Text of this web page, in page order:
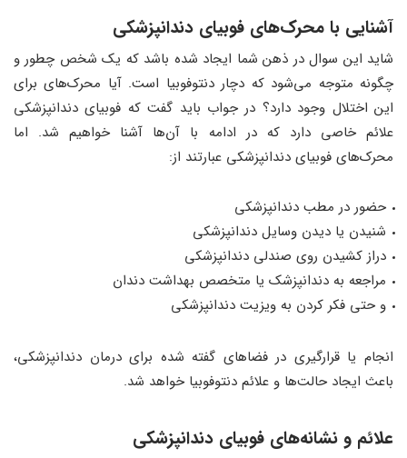
آشنایی با محرک‌های فوبیای دندانپزشکی
شاید این سوال در ذهن شما ایجاد شده باشد که یک شخص چطور و
چگونه متوجه می‌شود که دچار دنتوفوبیا است. آیا محرک‌های برای
این اختلال وجود دارد؟ در جواب باید گفت که فوبیای دندانپزشکی
علائم خاصی دارد که در ادامه با آن‌ها آشنا خواهیم شد. اما
محرک‌های فوبیای دندانپزشکی عبارتند از:
حضور در مطب دندانپزشکی
شنیدن یا دیدن وسایل دندانپزشکی
دراز کشیدن روی صندلی دندانپزشکی
مراجعه به دندانپزشک یا متخصص بهداشت دندان
و حتی فکر کردن به ویزیت دندانپزشکی
انجام یا قرارگیری در فضاهای گفته شده برای درمان دندانپزشکی،
باعث ایجاد حالت‌ها و علائم دنتوفوبیا خواهد شد.
علائم و نشانه‌‌های فوبیای دندانپزشکی